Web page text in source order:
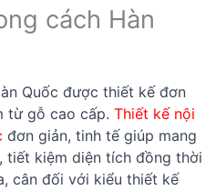
cách Hàn
Quốc được thiết kế đơn
từ gỗ cao cấp. Thiết kế nội
đơn giản, tinh tế giúp mang
tiết kiệm diện tích đồng thời
cân đối với kiểu thiết kế